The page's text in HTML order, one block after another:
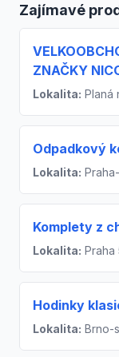
Zajímavé
ZNAČKY
Lokalita: Planá
Odpadkový
Lokalita:
Komplety z
Lokalita: Praha
Hodinky
Lokalita: Brno-